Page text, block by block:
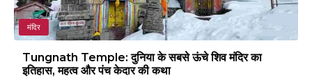
मंदिर
Tungnath Temple: दुनिया के सबसे ऊंचे शिव मंदिर का
इतिहास, महत्व और पंच केदार की कथा